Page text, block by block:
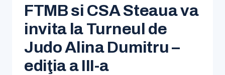
FTMB si CSA Steaua va
invita la Turneul de
Judo Alina Dumitru –
ediţia a III-a